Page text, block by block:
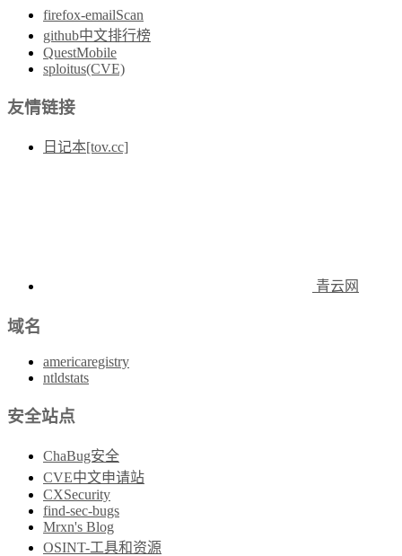
firefox-emailScan
github中文排行榜
QuestMobile
sploitus(CVE)
友情链接
日记本[tov.cc]
青云网
域名
americaregistry
ntldstats
安全站点
ChaBug安全
CVE中文申请站
CXSecurity
find-sec-bugs
Mrxn's Blog
OSINT-工具和资源